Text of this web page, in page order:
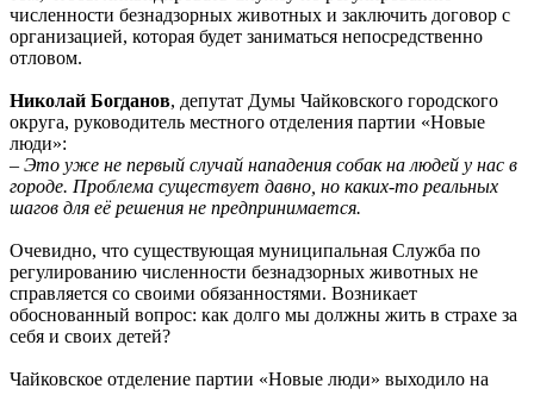
численности безнадзорных животных и заключить договор с
организацией, которая будет заниматься непосредственно
отловом.
Николай Богданов, депутат Думы Чайковского городского
округа, руководитель местного отделения партии «Новые
люди»:
– Это уже не первый случай нападения собак на людей у нас в
городе. Проблема существует давно, но каких-то реальных
шагов для её решения не предпринимается.
Очевидно, что существующая муниципальная Служба по
регулированию численности безнадзорных животных не
справляется со своими обязанностями. Возникает
обоснованный вопрос: как долго мы должны жить в страхе за
себя и своих детей?
Чайковское отделение партии «Новые люди» выходило на